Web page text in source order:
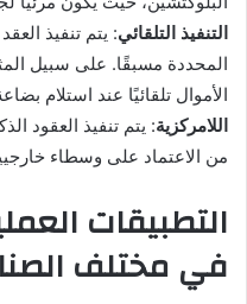
التنفيذ التلقائي: يتم تنفيذ
المحددة مسبقًا. على سبيل
الأموال تلقائيًا عند استلام
اللامركزية: يتم تنفيذ العقود
من الاعتماد على وسطاء
التطبيقات
في مختلف